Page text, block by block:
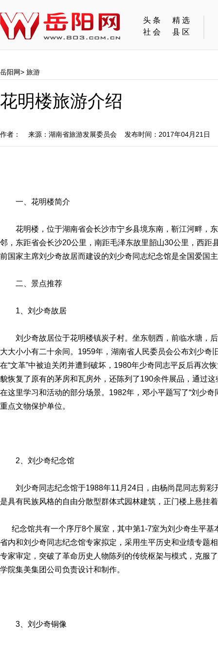
头条
精选
社会
县区
岳阳网> 旅游
花明楼旅游介绍
作者： 来源：湖南省旅游发展委员会 发布时间：2017年04月21日
一、花明楼简介
花明楼，位于湖南省会长沙市宁乡县境东南，靳江河畔，
邻，东距省会长沙20公里，南距毛泽东故里韶山30公里，西距
前国家主席刘少奇故居而建设的刘少奇同志纪念馆是全国爱国
二、景点推荐
1、刘少奇故居
刘少奇故居位于花明楼镇炭子村。坐东朝西，前临水塘，
大大小小有二十余间。1959年，湖南省人民委员会公布刘少奇
在“文革”中被迫关闭并遭到破坏，1980年少奇同志平反后再次
貌恢复了原有的茅房和瓦房外，还陈列了190余件展品，通过
在这里学习和活动的部分场景。1982年，邓小平题写了“刘少
重点文物保护单位。
2、刘少奇纪念馆
刘少奇同志纪念馆于1988年11月24日，由杨尚昆同志剪
是具有民族风格的自由分散型群体式园林建筑，正门楼上悬挂
纪念馆共有一个序厅8个展室，其中第1-7室为刘少奇生平基
省内和刘少奇同志纪念馆专家拟定，采用生平历史和业绩专题
专家审定，突破了革命历史人物陈列的传统枢架与模式，克服
学院集美集团公司负责设计和制作。
3、刘少奇铜像